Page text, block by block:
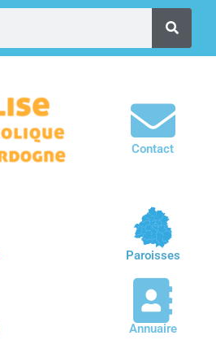
Contact
Paroisses
Annuaire